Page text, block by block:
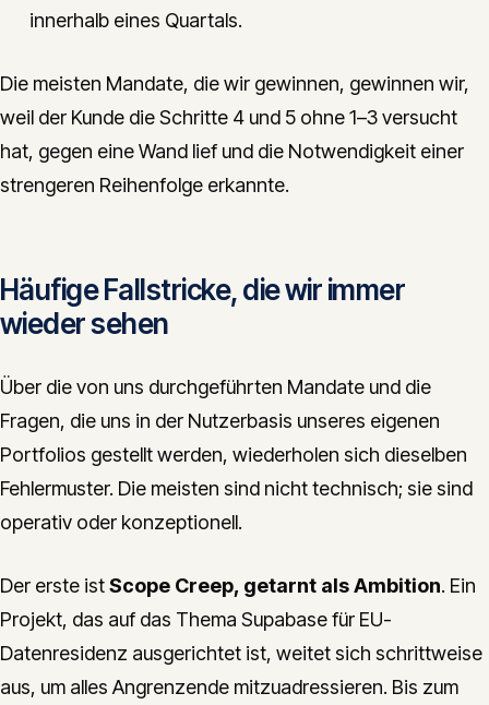
innerhalb eines Quartals.
Die meisten Mandate, die wir gewinnen, gewinnen wir,
weil der Kunde die Schritte 4 und 5 ohne 1–3 versucht
hat, gegen eine Wand lief und die Notwendigkeit einer
strengeren Reihenfolge erkannte.
Häufige Fallstricke, die wir immer
wieder sehen
Über die von uns durchgeführten Mandate und die
Fragen, die uns in der Nutzerbasis unseres eigenen
Portfolios gestellt werden, wiederholen sich dieselben
Fehlermuster. Die meisten sind nicht technisch; sie sind
operativ oder konzeptionell.
Der erste istScope Creep, getarnt als Ambition. Ein
Projekt, das auf das Thema Supabase für EU-
Datenresidenz ausgerichtet ist, weitet sich schrittweise
aus, um alles Angrenzende mitzuadressieren. Bis zum